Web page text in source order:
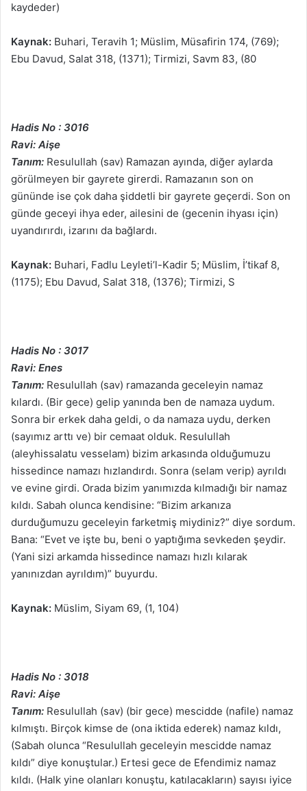
kaydeder)
Kaynak: Buhari, Teravih 1; Müslim, Müsafirin 174, (769);
Ebu Davud, Salat 318, (1371); Tirmizi, Savm 83, (80
Hadis No : 3016
Ravi: Aişe
Tanım: Resulullah (sav) Ramazan ayında, diğer aylarda
görülmeyen bir gayrete girerdi. Ramazanın son on
gününde ise çok daha şiddetli bir gayrete geçerdi. Son on
günde geceyi ihya eder, ailesini de (gecenin ihyası için)
uyandırırdı, izarını da bağlardı.
Kaynak: Buhari, Fadlu Leyleti’l-Kadir 5; Müslim, İ’tikaf 8,
(1175); Ebu Davud, Salat 318, (1376); Tirmizi, S
Hadis No : 3017
Ravi: Enes
Tanım: Resulullah (sav) ramazanda geceleyin namaz
kılardı. (Bir gece) gelip yanında ben de namaza uydum.
Sonra bir erkek daha geldi, o da namaza uydu, derken
(sayımız arttı ve) bir cemaat olduk. Resulullah
(aleyhissalatu vesselam) bizim arkasında olduğumuzu
hissedince namazı hızlandırdı. Sonra (selam verip) ayrıldı
ve evine girdi. Orada bizim yanımızda kılmadığı bir namaz
kıldı. Sabah olunca kendisine: “Bizim arkanıza
durduğumuzu geceleyin farketmiş miydiniz?” diye sordum.
Bana: “Evet ve işte bu, beni o yaptığıma sevkeden şeydir.
(Yani sizi arkamda hissedince namazı hızlı kılarak
yanınızdan ayrıldım)” buyurdu.
Kaynak: Müslim, Siyam 69, (1, 104)
Hadis No : 3018
Ravi: Aişe
Tanım: Resulullah (sav) (bir gece) mescidde (nafile) namaz
kılmıştı. Birçok kimse de (ona iktida ederek) namaz kıldı,
(Sabah olunca “Resulullah geceleyin mescidde namaz
kıldı” diye konuştular.) Ertesi gece de Efendimiz namaz
kıldı. (Halk yine olanları konuştu, katılacakların) sayısı iyice